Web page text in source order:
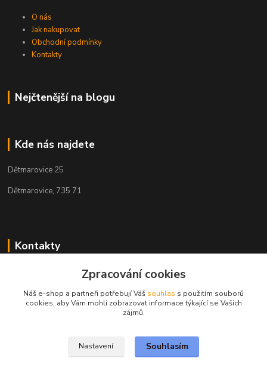
O nás
Jak nakupovat
Obchodní podmínky
Kontakty
Nejčtenější na blogu
Kde nás najdete
Dětmarovice 25
Dětmarovice, 735 71
Kontakty
+420 731 444 327
obchod@volak.net
Zpracování cookies
Náš e-shop a partneři potřebují Váš souhlas s použitím souborů
cookies, aby Vám mohli zobrazovat informace týkající se Vašich
zájmů.
Nastavení Souhlasím